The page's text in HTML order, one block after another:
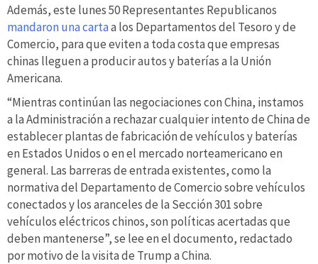
Además, este lunes 50 Representantes Republicanos
mandaron una cartaa los Departamentos del Tesoro y de
Comercio, para que eviten a toda costa que empresas
chinas lleguen a producir autos y baterías a la Unión
Americana.
“Mientras continúan las negociaciones con China, instamos
a la Administración a rechazar cualquier intento de China de
establecer plantas de fabricación de vehículos y baterías
en Estados Unidos o en el mercado norteamericano en
general. Las barreras de entrada existentes, como la
normativa del Departamento de Comercio sobre vehículos
conectados y los aranceles de la Sección 301 sobre
vehículos eléctricos chinos, son políticas acertadas que
deben mantenerse”, se lee en el documento, redactado
por motivo de la visita de Trump a China.